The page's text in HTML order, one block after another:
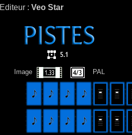
Editeur : Veo Star
Image PAL